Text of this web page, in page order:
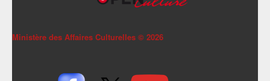
Ministère des Affaires Culturelles © 2026